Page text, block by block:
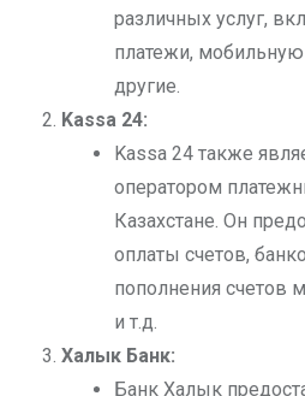
различных услуг,
платежи, мобильную
другие.
Kassa 24:
Kassa 24 также
оператором
Казахстане. Он
оплаты счетов,
пополнения счетов
и т.д.
Халык Банк:
Банк Халык